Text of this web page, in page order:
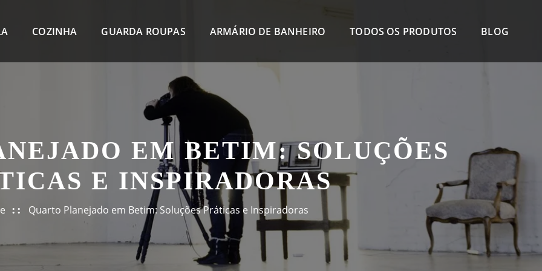
COZINHA GUARDA ROUPAS ARMÁRIO DE BANHEIRO TODOS OS PRODUTOS BLOG
EM BETIM: SOLUÇÕES
E INSPIRADORAS
Quarto Planejado em Betim: Soluções Práticas e Inspiradoras